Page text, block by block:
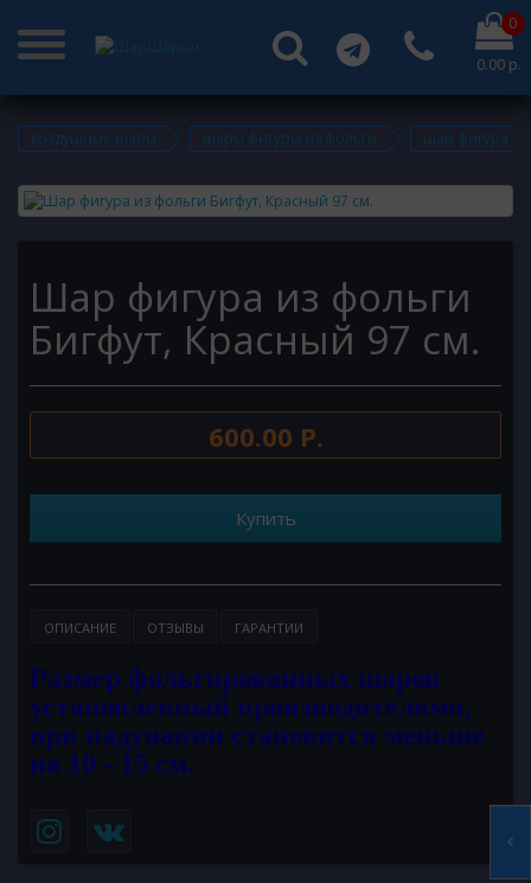
0
0.00 р.
воздушные шары шары фигуры из фольги шар фигура
Шар фигура из фольги
Бигфут, Красный 97 см.
600.00 Р.
Купить
ОПИСАНИЕ ОТЗЫВЫ ГАРАНТИИ
Размер фольгированных шаров
установленный производителями,
при надувании становится меньше
на 10 - 15 см.